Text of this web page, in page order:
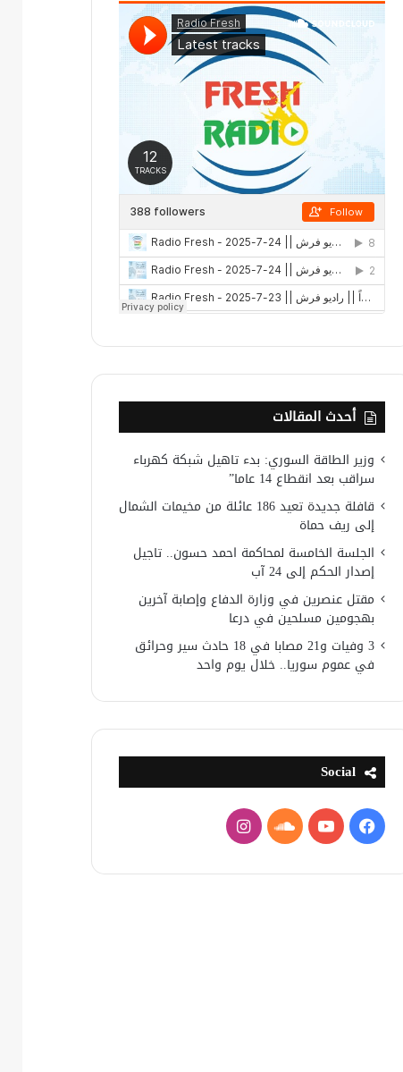
أحدث المقالات
وزير الطاقة السوري: بدء تاهيل شبكة كهرباء
سراقب بعد انقطاع 14 عاما”
قافلة جديدة تعيد 186 عائلة من مخيمات الشمال
إلى ريف حماة
الجلسة الخامسة لمحاكمة احمد حسون.. تاجيل
إصدار الحكم إلى 24 آب
مقتل عنصرين في وزارة الدفاع وإصابة آخرين
بهجومين مسلحين في درعا
3 وفيات و21 مصابا في 18 حادث سير وحرائق
في عموم سوريا.. خلال يوم واحد
Social
فيسبوكيوتيوبساوندانستقرام